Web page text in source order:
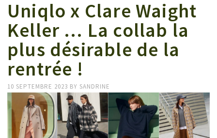
Uniqlo x Clare Waight
Keller … La collab la
plus désirable de la
rentrée !
10 SEPTEMBRE 2023 BY SANDRINE